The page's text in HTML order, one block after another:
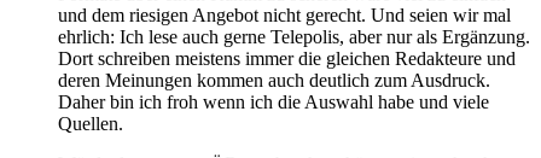
und dem riesigen Angebot nicht gerecht. Und seien wir mal
ehrlich: Ich lese auch gerne Telepolis, aber nur als Ergänzung.
Dort schreiben meistens immer die gleichen Redakteure und
deren Meinungen kommen auch deutlich zum Ausdruck.
Daher bin ich froh wenn ich die Auswahl habe und viele
Quellen.